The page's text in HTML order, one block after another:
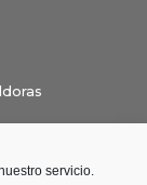
servicio.